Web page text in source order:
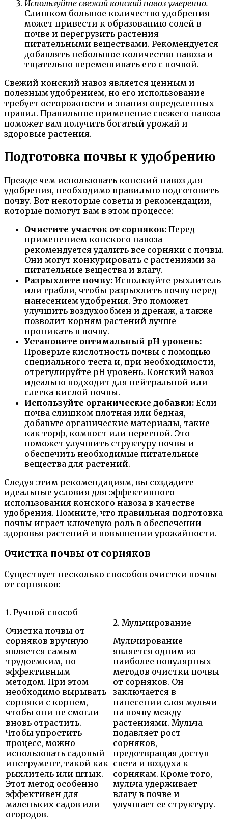
Используйте свежий конский навоз умеренно.
Слишком большое количество удобрения
может привести к образованию солей в
почве и перегрузить растения
питательными веществами. Рекомендуется
добавлять небольшое количество навоза и
тщательно перемешивать его с почвой.
Свежий конский навоз является ценным и
полезным удобрением, но его использование
требует осторожности и знания определенных
правил. Правильное применение свежего навоза
поможет вам получить богатый урожай и
здоровые растения.
Подготовка почвы к удобрению
Прежде чем использовать конский навоз для
удобрения, необходимо правильно подготовить
почву. Вот некоторые советы и рекомендации,
которые помогут вам в этом процессе:
Очистите участок от сорняков: Перед
применением конского навоза
рекомендуется удалить все сорняки с почвы.
Они могут конкурировать с растениями за
питательные вещества и влагу.
Разрыхлите почву: Используйте рыхлитель
или грабли, чтобы разрыхлить почву перед
нанесением удобрения. Это поможет
улучшить воздухообмен и дренаж, а также
позволит корням растений лучше
проникать в почву.
Установите оптимальный pH уровень:
Проверьте кислотность почвы с помощью
специального теста и, при необходимости,
отрегулируйте pH уровень. Конский навоз
идеально подходит для нейтральной или
слегка кислой почвы.
Используйте органические добавки: Если
почва слишком плотная или бедная,
добавьте органические материалы, такие
как торф, компост или перегной. Это
поможет улучшить структуру почвы и
обеспечить необходимые питательные
вещества для растений.
Следуя этим рекомендациям, вы создадите
идеальные условия для эффективного
использования конского навоза в качестве
удобрения. Помните, что правильная подготовка
почвы играет ключевую роль в обеспечении
здоровья растений и повышении урожайности.
Очистка почвы от сорняков
Существует несколько способов очистки почвы
от сорняков:
1. Ручной способ
Очистка почвы от
сорняков вручную
является самым
трудоемким, но
эффективным
методом. При этом
необходимо вырывать
сорняки с корнем,
чтобы они не смогли
вновь отрастить.
Чтобы упростить
процесс, можно
использовать садовый
инструмент, такой как
рыхлитель или штык.
Этот метод особенно
эффективен для
маленьких садов или
огородов.
2. Мульчирование
Мульчирование
является одним из
наиболее популярных
методов очистки почвы
от сорняков. Он
заключается в
нанесении слоя мульчи
на почву между
растениями. Мульча
подавляет рост
сорняков,
предотвращая доступ
света и воздуха к
сорнякам. Кроме того,
мульча удерживает
влагу в почве и
улучшает ее структуру.